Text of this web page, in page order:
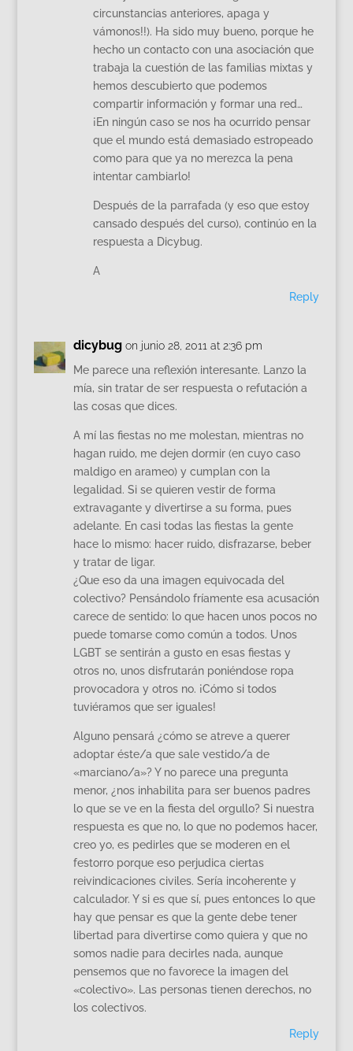
circunstancias anteriores, apaga y
vámonos!!). Ha sido muy bueno, porque he
hecho un contacto con una asociación que
trabaja la cuestión de las familias mixtas y
hemos descubierto que podemos
compartir información y formar una red…
¡En ningún caso se nos ha ocurrido pensar
que el mundo está demasiado estropeado
como para que ya no merezca la pena
intentar cambiarlo!
Después de la parrafada (y eso que estoy
cansado después del curso), continúo en la
respuesta a Dicybug.
A
Reply
dicybug on junio 28, 2011 at 2:36 pm
Me parece una reflexión interesante. Lanzo la
mía, sin tratar de ser respuesta o refutación a
las cosas que dices.
A mí las fiestas no me molestan, mientras no
hagan ruido, me dejen dormir (en cuyo caso
maldigo en arameo) y cumplan con la
legalidad. Si se quieren vestir de forma
extravagante y divertirse a su forma, pues
adelante. En casi todas las fiestas la gente
hace lo mismo: hacer ruido, disfrazarse, beber
y tratar de ligar.
¿Que eso da una imagen equivocada del
colectivo? Pensándolo fríamente esa acusación
carece de sentido: lo que hacen unos pocos no
puede tomarse como común a todos. Unos
LGBT se sentirán a gusto en esas fiestas y
otros no, unos disfrutarán poniéndose ropa
provocadora y otros no. ¡Cómo si todos
tuviéramos que ser iguales!
Alguno pensará ¿cómo se atreve a querer
adoptar éste/a que sale vestido/a de
«marciano/a»? Y no parece una pregunta
menor, ¿nos inhabilita para ser buenos padres
lo que se ve en la fiesta del orgullo? Si nuestra
respuesta es que no, lo que no podemos hacer,
creo yo, es pedirles que se moderen en el
festorro porque eso perjudica ciertas
reivindicaciones civiles. Sería incoherente y
calculador. Y si es que sí, pues entonces lo que
hay que pensar es que la gente debe tener
libertad para divertirse como quiera y que no
somos nadie para decirles nada, aunque
pensemos que no favorece la imagen del
«colectivo». Las personas tienen derechos, no
los colectivos.
Reply